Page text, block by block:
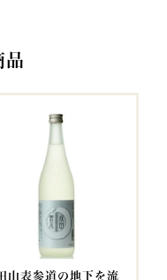
品
山表参道の地下を流